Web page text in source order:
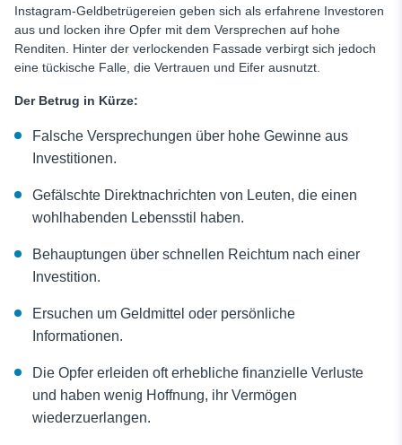
Instagram-Geldbetrügereien geben sich als erfahrene Investoren
aus und locken ihre Opfer mit dem Versprechen auf hohe
Renditen. Hinter der verlockenden Fassade verbirgt sich jedoch
eine tückische Falle, die Vertrauen und Eifer ausnutzt.
Der Betrug in Kürze:
Falsche Versprechungen über hohe Gewinne aus
Investitionen.
Gefälschte Direktnachrichten von Leuten, die einen
wohlhabenden Lebensstil haben.
Behauptungen über schnellen Reichtum nach einer
Investition.
Ersuchen um Geldmittel oder persönliche
Informationen.
Die Opfer erleiden oft erhebliche finanzielle Verluste
und haben wenig Hoffnung, ihr Vermögen
wiederzuerlangen.